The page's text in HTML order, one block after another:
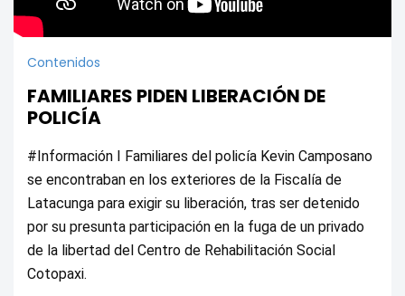
Contenidos
FAMILIARES PIDEN LIBERACIÓN DE
POLICÍA
#Información I Familiares del policía Kevin Camposano
se encontraban en los exteriores de la Fiscalía de
Latacunga para exigir su liberación, tras ser detenido
por su presunta participación en la fuga de un privado
de la libertad del Centro de Rehabilitación Social
Cotopaxi.